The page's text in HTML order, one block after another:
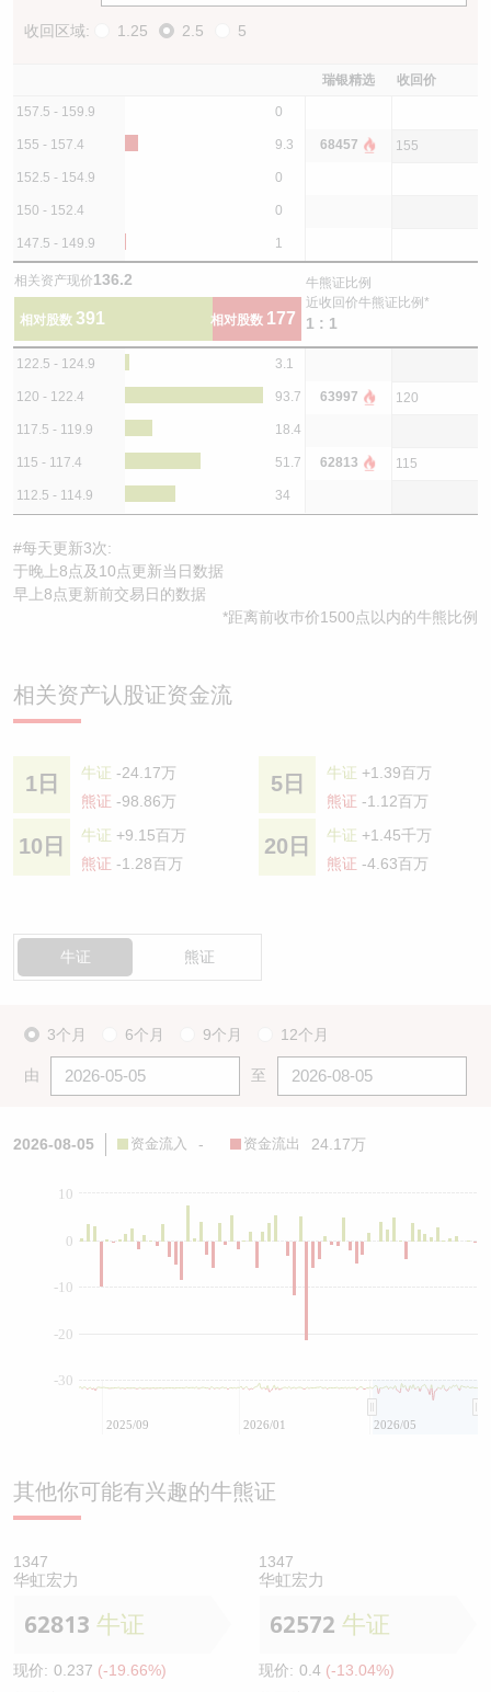
收回区域: 1.25 2.5 5
瑞银精选 收回价
157.5 - 159.9 0
155 - 157.4 9.3 68457 155
152.5 - 154.9 0
150 - 152.4 0
147.5 - 149.9 1
相关资产现价136.2
相对股数 391 相对股数 177
牛熊证比例
近收回价牛熊证比例*
1 : 1
122.5 - 124.9 3.1
120 - 122.4 93.7 63997 120
117.5 - 119.9 18.4
115 - 117.4 51.7 62813 115
112.5 - 114.9 34
#每天更新3次:
于晚上8点及10点更新当日数据
早上8点更新前交易日的数据
*距离前收巿价1500点以内的牛熊比例
相关资产认股证资金流
1日 牛证 -24.17万
熊证 -98.86万
5日 牛证 +1.39百万
熊证 -1.12百万
10日 牛证 +9.15百万
熊证 -1.28百万
20日 牛证 +1.45千万
熊证 -4.63百万
牛证 熊证
3个月 6个月 9个月 12个月
由 至
2026-08-05 资金流入 - 资金流出 24.17万
-20
0
-30
-10
10
2025/09 2026/01 2026/05
其他你可能有兴趣的牛熊证
1347
华虹宏力
62813 牛证
现价: 0.237 (-19.66%)
1347
华虹宏力
62572 牛证
现价: 0.4 (-13.04%)